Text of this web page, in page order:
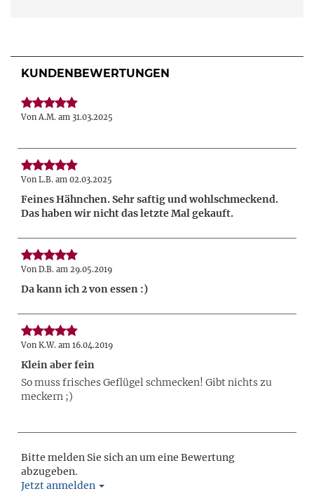
KUNDENBEWERTUNGEN
Von A.M. am 31.03.2025
Von L.B. am 02.03.2025
Feines Hähnchen. Sehr saftig und wohlschmeckend.
Das haben wir nicht das letzte Mal gekauft.
Von D.B. am 29.05.2019
Da kann ich 2 von essen :)
Von K.W. am 16.04.2019
Klein aber fein
So muss frisches Geflügel schmecken! Gibt nichts zu
meckern ;)
Bitte melden Sie sich an um eine Bewertung
abzugeben.
Jetzt anmelden